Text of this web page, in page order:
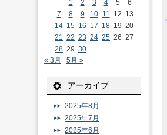
1
2 3 4 5
6
7
8 9 10 11 12 13
14 15 16 17 18 19 20
21 22 23 24 25 26 27
28 29 30
« 3月
5月 »
アーカイブ
2025年8月
2025年7月
2025年6月